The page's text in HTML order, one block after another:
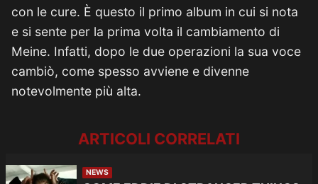
con le cure. È questo il primo album in cui si nota
e si sente per la prima volta il cambiamento di
Meine. Infatti, dopo le due operazioni la sua voce
cambiò, come spesso avviene e divenne
notevolmente più alta.
ARTICOLI CORRELATI
NEWS